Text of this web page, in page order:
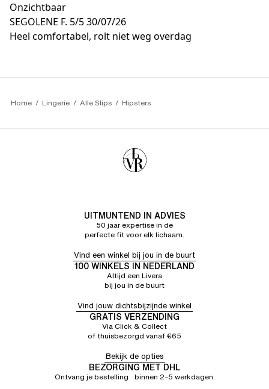
Onzichtbaar
SEGOLENE F. 5/530/07/26
Heel comfortabel, rolt niet weg overdag
Home Lingerie Alle Slips Hipsters
UITMUNTEND IN ADVIES
50 jaar expertise in de
perfecte fit voor elk lichaam.
Vind een winkel bij jou in de buurt
100 WINKELS IN NEDERLAND
Altijd een Livera
bij jou in de buurt
Vind jouw dichtsbijzijnde winkel
GRATIS VERZENDING
Via Click & Collect
of thuisbezorgd vanaf €65
Bekijk de opties
BEZORGING MET DHL
Ontvang je bestelling binnen 2–5 werkdagen.